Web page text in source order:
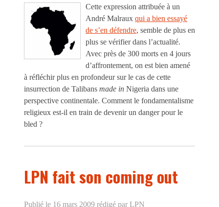
Cette expression attribuée à un
André Malraux qui a bien essayé
de s’en défendre, semble de plus en
plus se vérifier dans l’actualité.
Avec près de 300 morts en 4 jours
d’affrontement, on est bien amené
à réfléchir plus en profondeur sur le cas de cette
insurrection de Talibans made in Nigeria dans une
perspective continentale. Comment le fondamentalisme
religieux est-il en train de devenir un danger pour le
bled ?
LPN fait son coming out
Publié le 16 mars 2009 rédigé par LPN